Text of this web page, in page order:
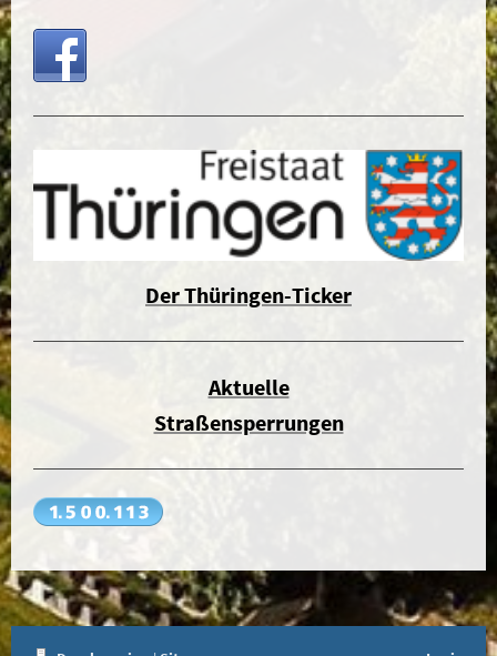
Der Thüringen-Ticker
Aktuelle
Straßensperrungen